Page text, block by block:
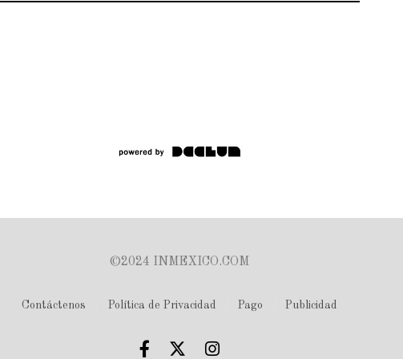
©2024 INMEXICO.COM
Contáctenos Política de Privacidad Pago Publicidad